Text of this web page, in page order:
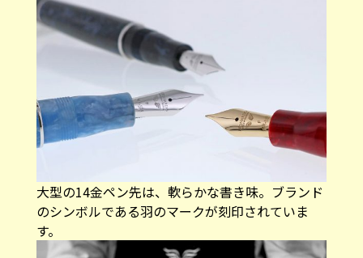
大型の14金ペン先は、軟らかな書き味。ブランド
のシンボルである羽のマークが刻印されていま
す。